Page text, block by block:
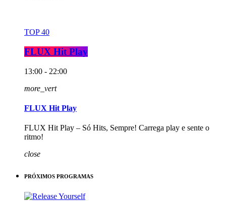
TOP 40
FLUX Hit Play
13:00 - 22:00
more_vert
FLUX Hit Play
FLUX Hit Play – Só Hits, Sempre! Carrega play e sente o
ritmo!
close
PRÓXIMOS PROGRAMAS